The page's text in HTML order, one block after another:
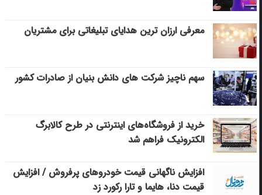
معرفی ارزان ترین هدایای تبلیغاتی برای مشتریان
سهم ناچیز شرکت های دانش بنیان از صادرات کشور
خرید از فروشگاه‌های اینترنتی در طرح کالابرگ
الکترونیک فراهم شد
افزایش ناگهانی قیمت خودروهای پرفروش / افزایش
قیمت دنا، هایما و تارا رکورد زد